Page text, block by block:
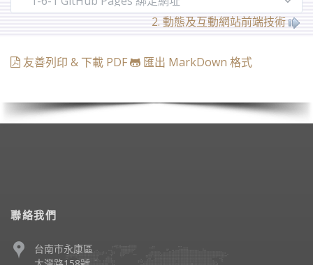
2. 動態及互動網站前端技術
友善列印 & 下載 PDF 匯出 MarkDown 格式
聯絡我們
台南市永康區